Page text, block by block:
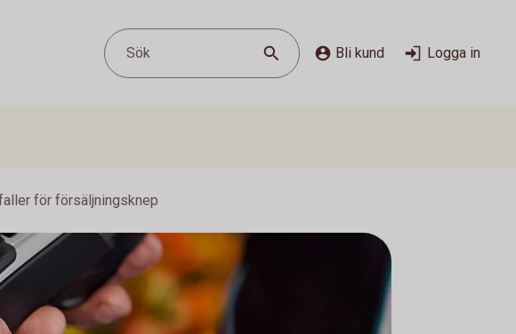
Sök Bli kund Logga in
för försäljningsknep